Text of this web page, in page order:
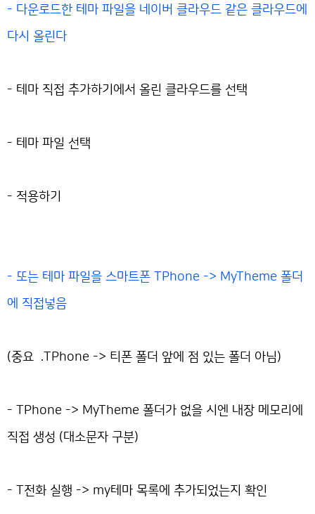
- 다운로드한 테마 파일을 네이버 클라우드 같은 클라우드에
다시 올린다
- 테마 직접 추가하기에서 올린 클라우드를 선택
- 테마 파일 선택
- 적용하기
- 또는 테마 파일을 스마트폰 TPhone -> MyTheme 폴더
에 직접넣음
(중요 .TPhone -> 티폰 폴더 앞에 점 있는 폴더 아님)
- TPhone -> MyTheme 폴더가 없을 시엔 내장 메모리에
직접 생성 (대소문자 구분)
- T전화 실행 -> my테마 목록에 추가되었는지 확인